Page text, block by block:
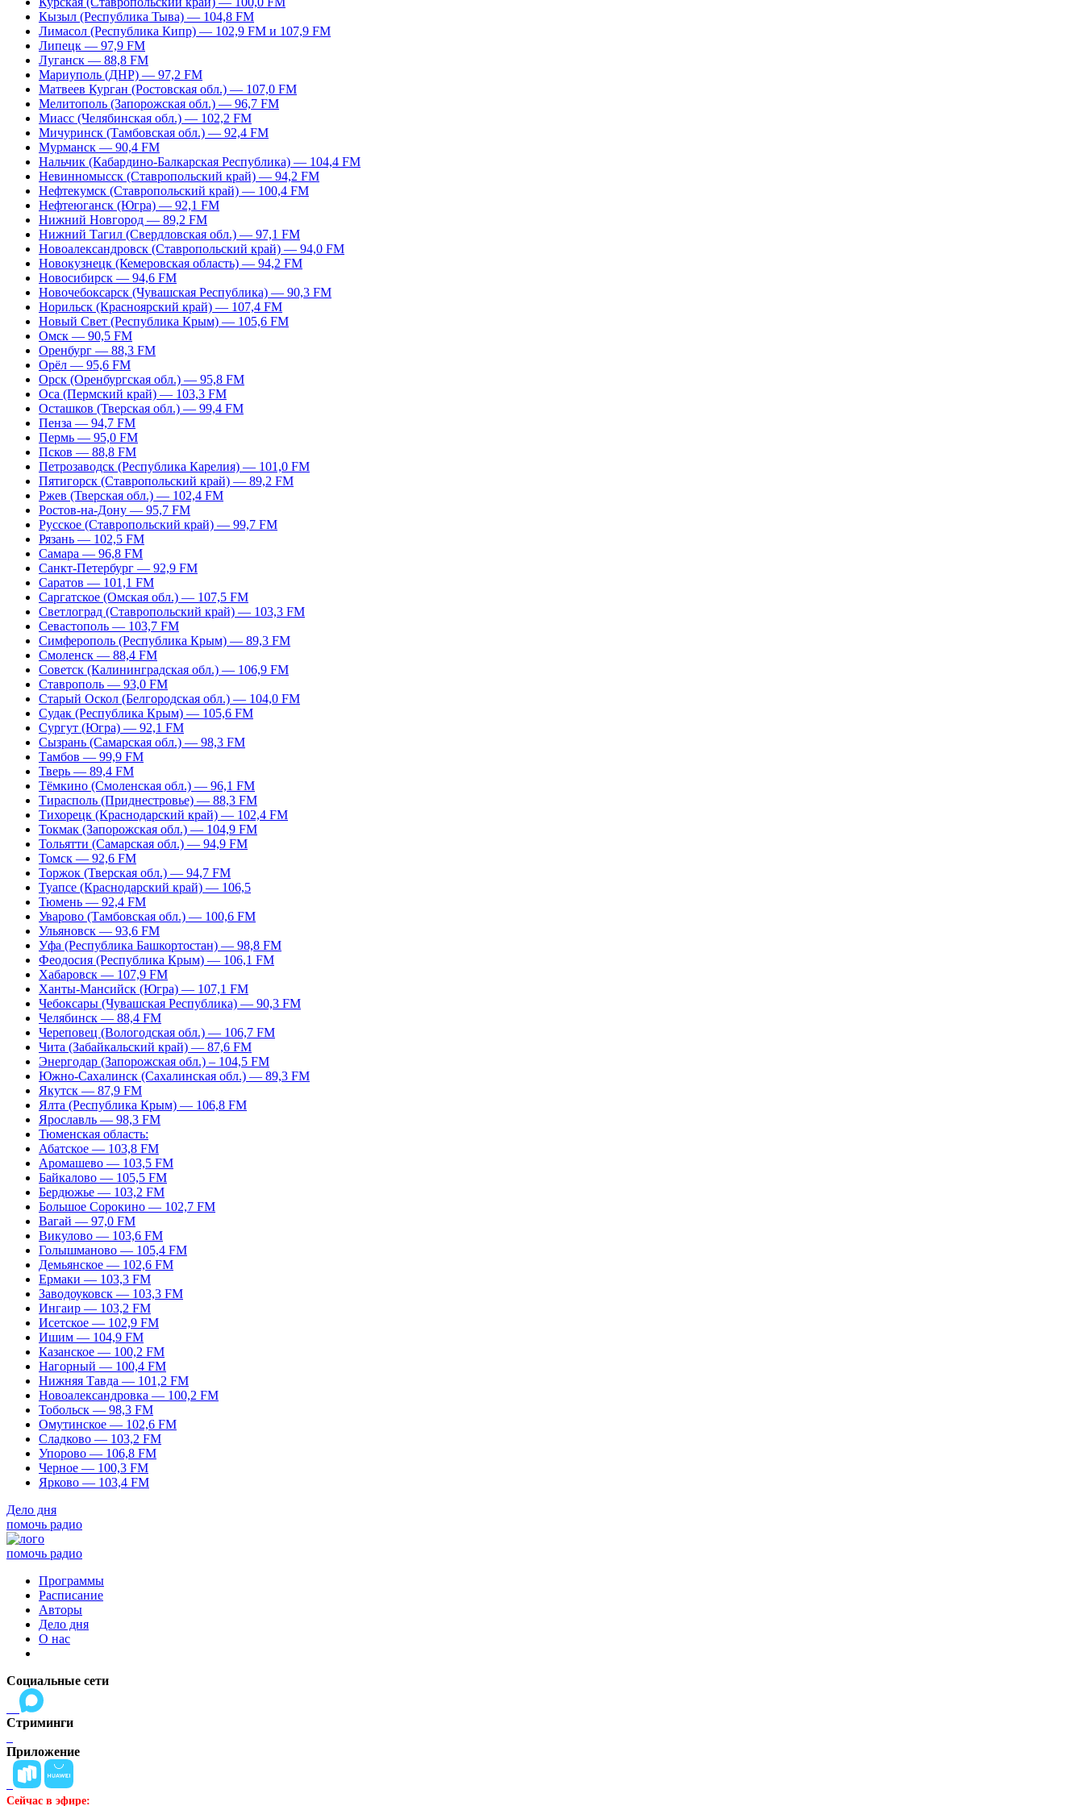
Кызыл (Республика Тыва) — 104,8 FM
Лимасол (Республика Кипр) — 102,9 FM и 107,9 FM
Липецк — 97,9 FM
Луганск — 88,8 FM
Мариуполь (ДНР) — 97,2 FM
Матвеев Курган (Ростовская обл.) — 107,0 FM
Мелитополь (Запорожская обл.) — 96,7 FM
Миасс (Челябинская обл.) — 102,2 FM
Мичуринск (Тамбовская обл.) — 92,4 FM
Мурманск — 90,4 FM
Нальчик (Кабардино-Балкарская Республика) — 104,4 FM
Невинномысск (Ставропольский край) — 94,2 FM
Нефтекумск (Ставропольский край) — 100,4 FM
Нефтеюганск (Югра) — 92,1 FM
Нижний Новгород — 89,2 FM
Нижний Тагил (Свердловская обл.) — 97,1 FM
Новоалександровск (Ставропольский край) — 94,0 FM
Новокузнецк (Кемеровская область) — 94,2 FM
Новосибирск — 94,6 FM
Новочебоксарск (Чувашская Республика) — 90,3 FM
Норильск (Красноярский край) — 107,4 FM
Новый Свет (Республика Крым) — 105,6 FM
Омск — 90,5 FM
Оренбург — 88,3 FM
Орёл — 95,6 FM
Орск (Оренбургская обл.) — 95,8 FM
Оса (Пермский край) — 103,3 FM
Осташков (Тверская обл.) — 99,4 FM
Пенза — 94,7 FM
Пермь — 95,0 FM
Псков — 88,8 FM
Петрозаводск (Республика Карелия) — 101,0 FM
Пятигорск (Ставропольский край) — 89,2 FM
Ржев (Тверская обл.) — 102,4 FM
Ростов-на-Дону — 95,7 FM
Русское (Ставропольский край) — 99,7 FM
Рязань — 102,5 FM
Самара — 96,8 FM
Санкт-Петербург — 92,9 FM
Саратов — 101,1 FM
Саргатское (Омская обл.) — 107,5 FM
Светлоград (Ставропольский край) — 103,3 FM
Севастополь — 103,7 FM
Симферополь (Республика Крым) — 89,3 FM
Смоленск — 88,4 FM
Советск (Калининградская обл.) — 106,9 FM
Ставрополь — 93,0 FM
Старый Оскол (Белгородская обл.) — 104,0 FM
Судак (Республика Крым) — 105,6 FM
Сургут (Югра) — 92,1 FM
Сызрань (Самарская обл.) — 98,3 FM
Тамбов — 99,9 FM
Тверь — 89,4 FM
Тёмкино (Смоленская обл.) — 96,1 FM
Тирасполь (Приднестровье) — 88,3 FM
Тихорецк (Краснодарский край) — 102,4 FM
Токмак (Запорожская обл.) — 104,9 FM
Тольятти (Самарская обл.) — 94,9 FM
Томск — 92,6 FM
Торжок (Тверская обл.) — 94,7 FM
Туапсе (Краснодарский край) — 106,5
Тюмень — 92,4 FM
Уварово (Тамбовская обл.) — 100,6 FM
Ульяновск — 93,6 FM
Уфа (Республика Башкортостан) — 98,8 FM
Феодосия (Республика Крым) — 106,1 FM
Хабаровск — 107,9 FM
Ханты-Мансийск (Югра) — 107,1 FM
Чебоксары (Чувашская Республика) — 90,3 FM
Челябинск — 88,4 FM
Череповец (Вологодская обл.) — 106,7 FM
Чита (Забайкальский край) — 87,6 FM
Энергодар (Запорожская обл.) – 104,5 FM
Южно-Сахалинск (Сахалинская обл.) — 89,3 FM
Якутск — 87,9 FM
Ялта (Республика Крым) — 106,8 FM
Ярославль — 98,3 FM
Тюменская область:
Абатское — 103,8 FM
Аромашево — 103,5 FM
Байкалово — 105,5 FM
Бердюжье — 103,2 FM
Большое Сорокино — 102,7 FM
Вагай — 97,0 FM
Викулово — 103,6 FM
Голышманово — 105,4 FM
Демьянское — 102,6 FM
Ермаки — 103,3 FM
Заводоуковск — 103,3 FM
Ингаир — 103,2 FM
Исетское — 102,9 FM
Ишим — 104,9 FM
Казанское — 100,2 FM
Нагорный — 100,4 FM
Нижняя Тавда — 101,2 FM
Новоалександровка — 100,2 FM
Тобольск — 98,3 FM
Омутинское — 102,6 FM
Сладково — 103,2 FM
Упорово — 106,8 FM
Черное — 100,3 FM
Ярково — 103,4 FM
Дело дня
помочь радио
помочь радио
Программы
Расписание
Авторы
Дело дня
О нас
Социальные сети
Стриминги
Приложение
Сейчас в эфире: